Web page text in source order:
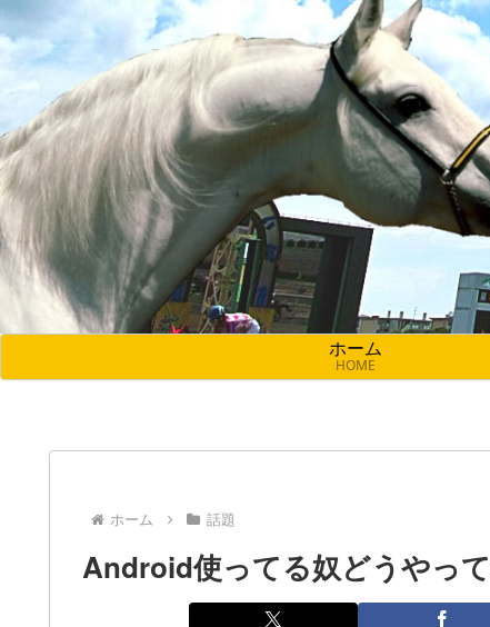
ホーム
HOME
ホーム 話題
Android使ってる奴どうやっ